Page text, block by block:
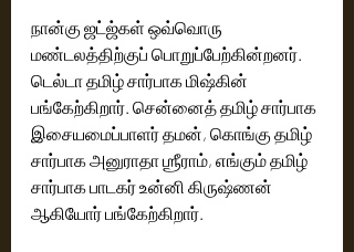
நான்கு ஜட்ஜ்கள் ஒவ்வொரு
மண்டலத்திற்குப் பொறுப்பேற்கின்றனர்.
டெல்டா தமிழ் சார்பாக மிஷ்கின்
பங்கேற்கிறார். சென்னைத் தமிழ் சார்பாக
இசையமைப்பாளர் தமன், கொங்கு தமிழ்
சார்பாக அனுராதா ஶ்ரீராம், எங்கும் தமிழ்
சார்பாக பாடகர் உன்னி கிருஷ்ணன்
ஆகியோர் பங்கேற்கிறார்.